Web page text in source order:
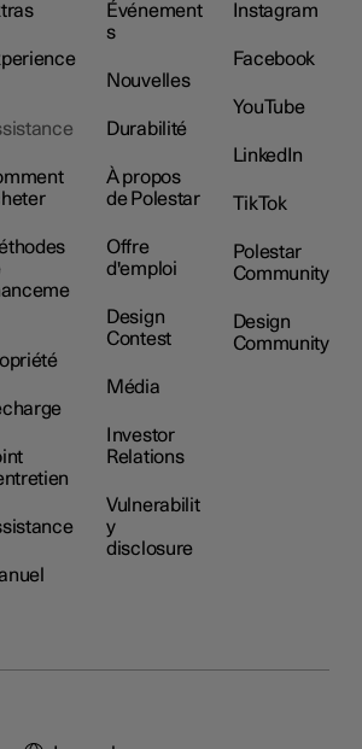
Événement
s
Nouvelles
Durabilité
À propos
de Polestar
Offre
d'emploi
Design
Contest
Média
Investor
Relations
Vulnerabilit
y
disclosure
Instagram
Facebook
YouTube
LinkedIn
TikTok
Polestar
Community
Design
Community